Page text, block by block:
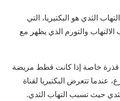
الثدي هو البكتيريا، التي
والتورم الذي يظهر مع
خاصة إذا كانت قطط مريضة
عندما تتعرض البكتيريا لقناة
حيث تسبب التهاب الثدي.